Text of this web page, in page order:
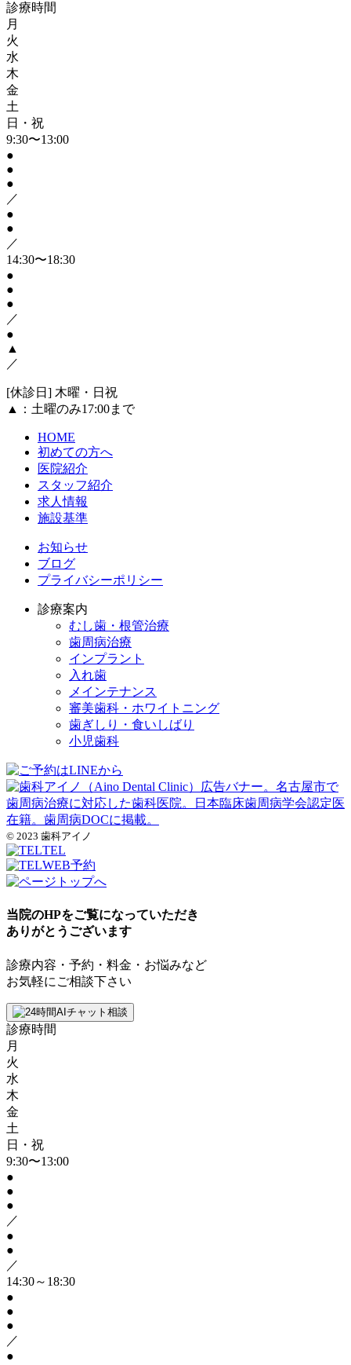
診療時間
月
火
水
木
金
土
日・祝
9:30〜13:00
●
●
●
／
●
●
／
14:30〜18:30
●
●
●
／
●
▲
／
[休診日] 木曜・日祝
▲
：土曜のみ17:00まで
HOME
初めての方へ
医院紹介
スタッフ紹介
求人情報
施設基準
お知らせ
ブログ
プライバシーポリシー
診療案内
むし歯・根管治療
歯周病治療
インプラント
入れ歯
メインテナンス
審美歯科・ホワイトニング
歯ぎしり・食いしばり
小児歯科
© 2023 歯科アイノ
TEL
WEB予約
当院のHPをご覧になっていただき
ありがとうございます
診療内容・予約・料金・お悩みなど
お気軽にご相談下さい
診療時間
月
火
水
木
金
土
日・祝
9:30〜13:00
●
●
●
／
●
●
／
14:30～18:30
●
●
●
／
●